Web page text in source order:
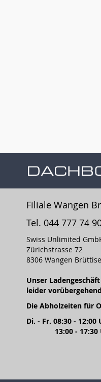
Filiale Wangen
Tel. 044 777 74
Swiss Unlimited
Zürichstrasse 72
8306 Wangen
Unser
leider
Die Abholzeiten für
Di. - Fr. 08:30 - 12:00
13:00 - 17:30